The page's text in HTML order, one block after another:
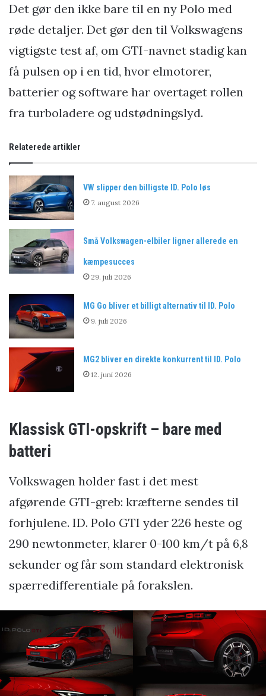
Det gør den ikke bare til en ny Polo med
røde detaljer. Det gør den til Volkswagens
vigtigste test af, om GTI-navnet stadig kan
få pulsen op i en tid, hvor elmotorer,
batterier og software har overtaget rollen
fra turboladere og udstødningslyd.
Relaterede artikler
VW slipper den billigste ID. Polo løs
7. august 2026
Små Volkswagen-elbiler ligner allerede en
kæmpesucces
29. juli 2026
MG Go bliver et billigt alternativ til ID. Polo
9. juli 2026
MG2 bliver en direkte konkurrent til ID. Polo
12. juni 2026
Klassisk GTI-opskrift – bare med
batteri
Volkswagen holder fast i det mest
afgørende GTI-greb: kræfterne sendes til
forhjulene. ID. Polo GTI yder 226 heste og
290 newtonmeter, klarer 0-100 km/t på 6,8
sekunder og får som standard elektronisk
spærredifferentiale på forakslen.